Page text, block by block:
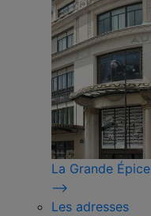
La Grande
⟶
Les adresses